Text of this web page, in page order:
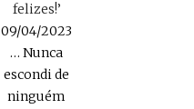
felizes!’
09/04/2023
… Nunca
escondi de
ninguém